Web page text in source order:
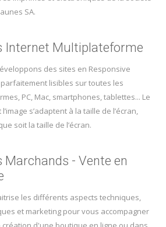
SA.
Internet Multiplateforme
des sites en Responsive
lisibles sur toutes les
PC, Mac, smartphones, tablettes... Le
s’adaptent à la taille de l’écran,
soit la taille de l’écran.
Marchands - Vente en
les différents aspects techniques,
et marketing pour vous accompagner